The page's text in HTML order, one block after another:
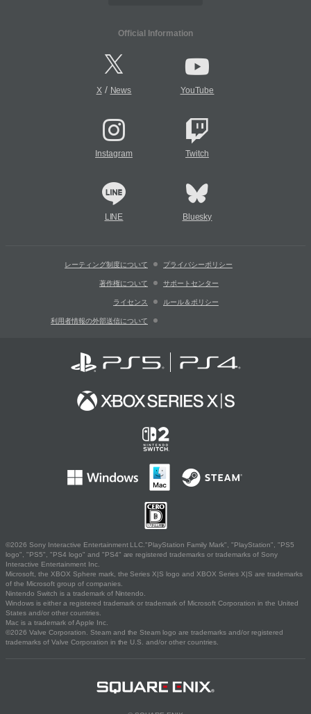
Official Information
X/ News YouTube
Instagram Twitch
LINE Bluesky
レーティング制度について プライバシーポリシー
著作権について サポートセンター
ライセンス ルール＆ポリシー
利用者情報の外部送信について
©2026 Sony Interactive Entertainment LLC."PlayStation Family Mark", "PlayStation", "PS5
logo", "PS5", "PS4 logo" and "PS4" are registered trademarks or trademarks of Sony
Interactive Entertainment Inc.
Microsoft, the XBOX Sphere mark, the Series X|S logo and XBOX Series X|S are trademarks
of the Microsoft group of companies.
Nintendo Switch is a trademark of Nintendo.
Windows is either a registered trademark or trademark of Microsoft Corporation in the United
States and/or other countries.
Mac is a trademark of Apple Inc.
©2026 Valve Corporation. Steam and the Steam logo are trademarks and/or registered
trademarks of Valve Corporation in the U.S. and/or other countries.